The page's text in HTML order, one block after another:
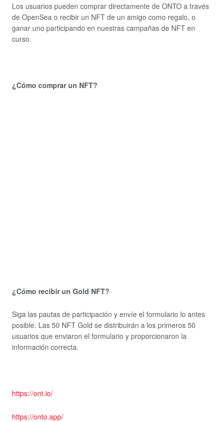
Los usuarios pueden comprar directamente de ONTO a través
de OpenSea o recibir un NFT de un amigo como regalo, o
ganar uno participando en nuestras campañas de NFT en
curso.
¿Cómo comprar un NFT?
¿Cómo recibir un Gold NFT?
Siga las pautas de participación y envíe el formulario lo antes
posible. Las 50 NFT Gold se distribuirán a los primeros 50
usuarios que enviaron el formulario y proporcionaron la
información correcta.
https://ont.io/
https://onto.app/